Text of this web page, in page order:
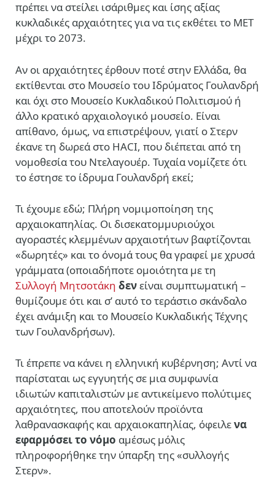
πρέπει να στείλει ισάριθμες και ίσης αξίας
κυκλαδικές αρχαιότητες για να τις εκθέτει το ΜΕΤ
μέχρι το 2073.
Αν οι αρχαιότητες έρθουν ποτέ στην Ελλάδα, θα
εκτίθενται στο Μουσείο του Ιδρύματος Γουλανδρή
και όχι στο Μουσείο Κυκλαδικού Πολιτισμού ή
άλλο κρατικό αρχαιολογικό μουσείο. Είναι
απίθανο, όμως, να επιστρέψουν, γιατί ο Στερν
έκανε τη δωρεά στο HACI, που διέπεται από τη
νομοθεσία του Ντελαγουέρ. Τυχαία νομίζετε ότι
το έστησε το ίδρυμα Γουλανδρή εκεί;
Τι έχουμε εδώ; Πλήρη νομιμοποίηση της
αρχαιοκαπηλίας. Οι δισεκατομμυριούχοι
αγοραστές κλεμμένων αρχαιοτήτων βαφτίζονται
«δωρητές» και το όνομά τους θα γραφεί με χρυσά
γράμματα (οποιαδήποτε ομοιότητα με τη
Συλλογή Μητσοτάκη δενείναι συμπτωματική –
θυμίζουμε ότι και σ’ αυτό το τεράστιο σκάνδαλο
έχει ανάμιξη και το Μουσείο Κυκλαδικής Τέχνης
των Γουλανδρήσων).
Τι έπρεπε να κάνει η ελληνική κυβέρνηση; Αντί να
παρίσταται ως εγγυητής σε μια συμφωνία
ιδιωτών καπιταλιστών με αντικείμενο πολύτιμες
αρχαιότητες, που αποτελούν προϊόντα
λαθρανασκαφής και αρχαιοκαπηλίας, όφειλενα
εφαρμόσει το νόμο αμέσως μόλις
πληροφορήθηκε την ύπαρξη της «συλλογής
Στερν».